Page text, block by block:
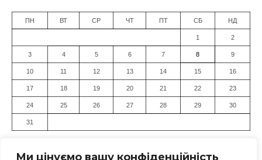
Ми цінуємо вашу конфіденційність
ПН ВТ СР ЧТ ПТ СБ НД
1 2
3 4 5 6 7 8 9
10 11 12 13 14 15 16
17 18 19 20 21 22 23
24 25 26 27 28 29 30
31